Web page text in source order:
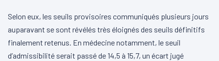
Selon eux, les seuils provisoires communiqués plusieurs jours
auparavant se sont révélés très éloignés des seuils définitifs
finalement retenus. En médecine notamment, le seuil
d’admissibilité serait passé de 14,5 à 15,7, un écart jugé